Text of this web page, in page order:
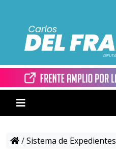
/Sistema de Expedientes